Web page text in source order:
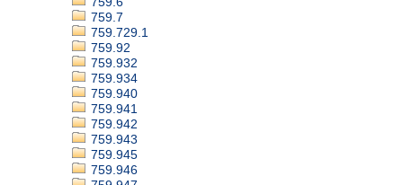
759.7
759.729.1
759.92
759.932
759.934
759.940
759.941
759.942
759.943
759.945
759.946